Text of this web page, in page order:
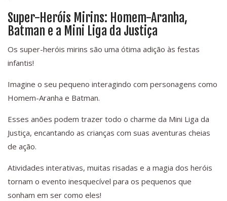
Super-Heróis Mirins: Homem-Aranha,
Batman e a Mini Liga da Justiça
Os super-heróis mirins são uma ótima adição às festas
infantis!
Imagine o seu pequeno interagindo com personagens como
Homem-Aranha e Batman.
Esses anões podem trazer todo o charme da Mini Liga da
Justiça, encantando as crianças com suas aventuras cheias
de ação.
Atividades interativas, muitas risadas e a magia dos heróis
tornam o evento inesquecível para os pequenos que
sonham em ser como eles!